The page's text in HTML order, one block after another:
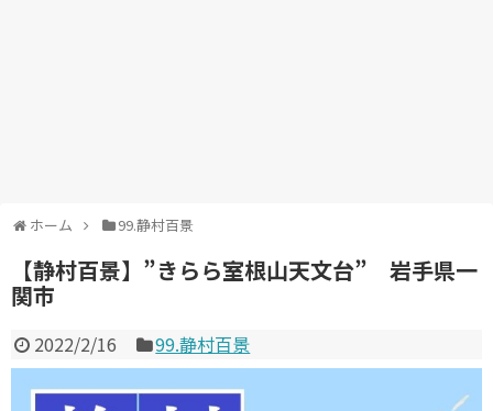
ホーム 99.静村百景
【静村百景】”きらら室根山天文台” 岩手県一
関市
2022/2/16 99.静村百景